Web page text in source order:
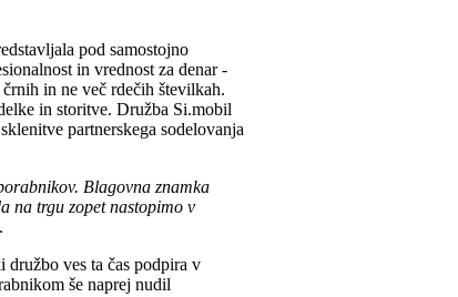
pod samostojno
in vrednost za denar -
in ne več rdečih številkah.
in storitve. Družba Si.mobil
partnerskega sodelovanja
Blagovna znamka
na trgu zopet nastopimo v
ves ta čas podpira v
še naprej nudil